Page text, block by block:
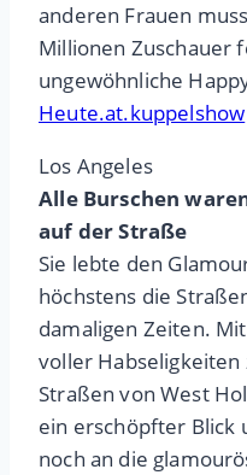
anderen Frauen
Millionen Zuschauer
ungewöhnliche
Heute.at.kuppelshow
Los Angeles
Alle Burschen
auf der Straße
Sie lebte den
höchstens die
damaligen Zeiten.
voller Habseligkeiten
Straßen von West
ein erschöpfter Blick
noch an die